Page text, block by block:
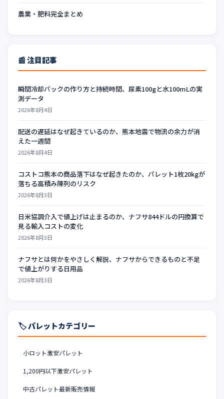
農業・肥料完全まとめ
📰 注目記事
瞬間冷却パックの作り方と持続時間、尿素100gと水100mLの実
測データ
2026年8月4日
配送の遅延はなぜ起きているのか、熊本地震で物流の余力が消
えた一週間
2026年8月4日
コストコ熊本の商品落下はなぜ起きたのか、パレット1枚20kgが
落ちる高積み陳列のリスク
2026年8月3日
日米協調介入で値上げは止まるのか、ナフサ844ドルの円換算で
見る輸入コストの変化
2026年8月3日
ナフサとは何かをやさしく解説、ナフサからできるものと不足
で値上がりする日用品
2026年8月3日
🏷️ パレットカテゴリー
小ロット激安パレット
1,200円以下激安パレット
中古パレット最新販売情報